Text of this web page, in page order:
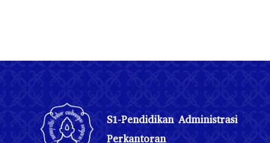
S1-Pendidikan Administrasi
Perkantoran